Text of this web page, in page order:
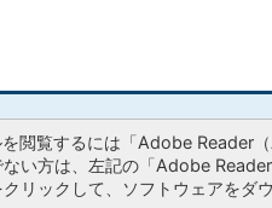
を閲覧するには「Adobe Reader
ない方は、左記の「Adobe
リックして、ソフトウェアをダ